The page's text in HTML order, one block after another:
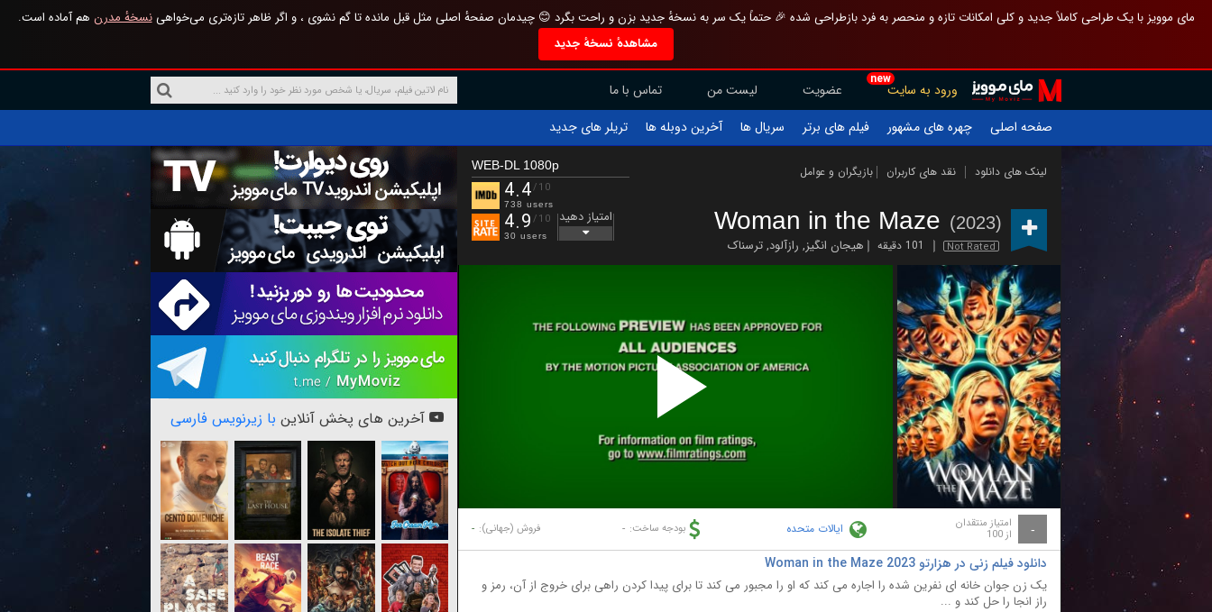
مای موویز با یک طراحی کاملاً جدید و کلی امکانات تازه و منحصر به فرد بازطراحی شده 🎉 حتماً یک سر به نسخهٔ جدید بزن و راحت بگرد 😊 چیدمان صفحهٔ اصلی مثل قبل مانده تا گم نشوی ، و اگر ظاهر تازه‌تری می‌خواهینسخهٔ مدرن هم آماده است.
مشاهدهٔ نسخهٔ جدید
new
ورود به سایت عضویت لیست من
تماس با ما
صفحه اصلی
چهره های مشهور فیلم های برتر سریال ها آخرین دوبله ها تریلر های جدید
لینک های دانلود نقد های کاربران بازیگران و عوامل
Woman in the Maze (2023)
Not Rated 101 دقیقه هیجان انگیز, رازآلود,ترسناک
WEB-DL 1080p
4.4/10
738 users
4.9 /10
30 users
امتیاز دهید
Play
Video
- امتیاز منتقدان
از 100 ایالات متحده بودجه ساخت: - فروش (جهانی): -
دانلود فیلم زنی در هزارتو Woman in the Maze 2023
یک زن جوان خانه ای نفرین شده را اجاره می کند که او را مجبور می کند تا برای پیدا کردن راهی برای خروج از آن، رمز و
راز انجا را حل کند و ...
آخرین های پخش آنلاین با زیرنویس فارسی